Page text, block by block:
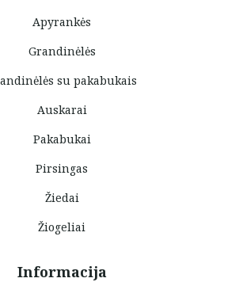
Apyrankės
Grandinėlės
su pakabukais
Auskarai
Pakabukai
Pirsingas
Žiedai
Žiogeliai
Informacija